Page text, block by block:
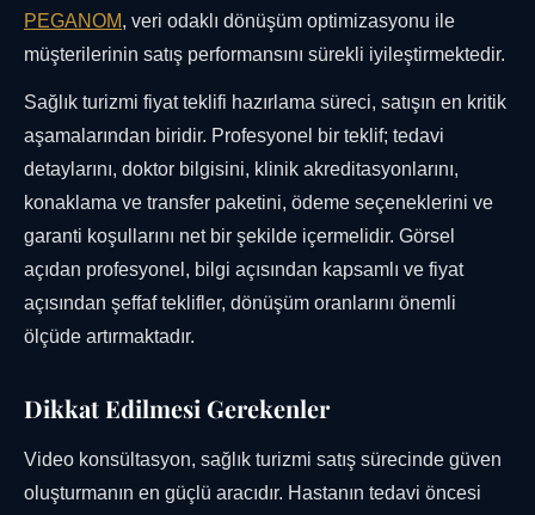
PEGANOM, veri odaklı dönüşüm optimizasyonu ile
müşterilerinin satış performansını sürekli iyileştirmektedir.
Sağlık turizmi fiyat teklifi hazırlama süreci, satışın en kritik
aşamalarından biridir. Profesyonel bir teklif; tedavi
detaylarını, doktor bilgisini, klinik akreditasyonlarını,
konaklama ve transfer paketini, ödeme seçeneklerini ve
garanti koşullarını net bir şekilde içermelidir. Görsel
açıdan profesyonel, bilgi açısından kapsamlı ve fiyat
açısından şeffaf teklifler, dönüşüm oranlarını önemli
ölçüde artırmaktadır.
Dikkat Edilmesi Gerekenler
Video konsültasyon, sağlık turizmi satış sürecinde güven
oluşturmanın en güçlü aracıdır. Hastanın tedavi öncesi